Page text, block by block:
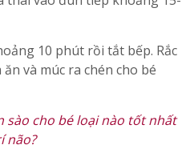
10 phút rồi tắt bếp. Rắc
và múc ra chén cho bé
sào cho bé loại nào tốt nhất
não?